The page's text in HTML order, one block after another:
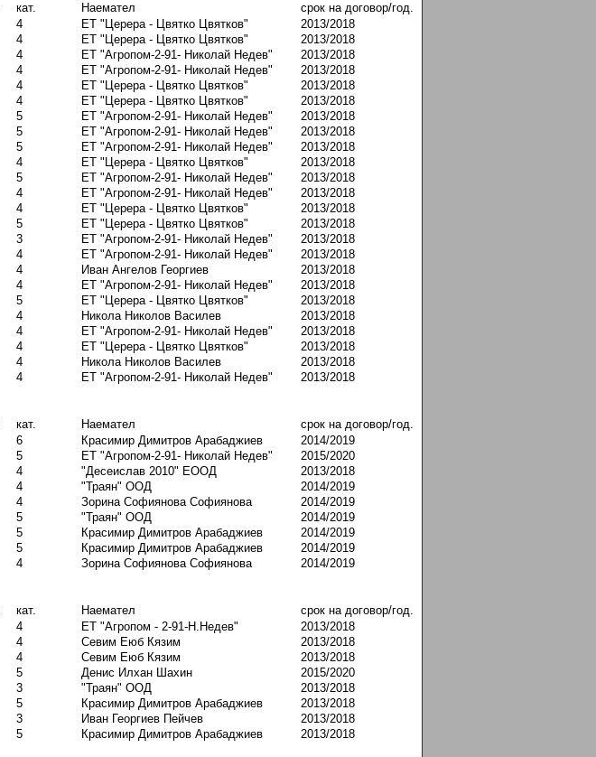
кат. Наемател
срок на договор/год.
4 ЕТ "Церера - Цвятко Цвятков"
2013/2018
4 ЕТ "Церера - Цвятко Цвятков"
2013/2018
4 ЕТ "Агропом-2-91- Николай Недев"
2013/2018
4 ЕТ "Агропом-2-91- Николай Недев"
2013/2018
4 ЕТ "Церера - Цвятко Цвятков"
2013/2018
4 ЕТ "Церера - Цвятко Цвятков"
2013/2018
5 ЕТ "Агропом-2-91- Николай Недев"
2013/2018
5 ЕТ "Агропом-2-91- Николай Недев"
2013/2018
5 ЕТ "Агропом-2-91- Николай Недев"
2013/2018
4 ЕТ "Церера - Цвятко Цвятков"
2013/2018
5 ЕТ "Агропом-2-91- Николай Недев"
2013/2018
4 ЕТ "Агропом-2-91- Николай Недев"
2013/2018
4 ЕТ "Церера - Цвятко Цвятков"
2013/2018
5 ЕТ "Церера - Цвятко Цвятков"
2013/2018
3 ЕТ "Агропом-2-91- Николай Недев"
2013/2018
4 ЕТ "Агропом-2-91- Николай Недев"
2013/2018
4 Иван Ангелов Георгиев
2013/2018
4 ЕТ "Агропом-2-91- Николай Недев"
2013/2018
5 ЕТ "Церера - Цвятко Цвятков"
2013/2018
4 Никола Николов Василев
2013/2018
4 ЕТ "Агропом-2-91- Николай Недев"
2013/2018
4 ЕТ "Церера - Цвятко Цвятков"
2013/2018
4 Никола Николов Василев
2013/2018
4 ЕТ "Агропом-2-91- Николай Недев" 2013/2018
кат. Наемател
срок на договор/год.
6 Красимир Димитров Арабаджиев
2014/2019
5 ЕТ "Агропом-2-91- Николай Недев"
2015/2020
4 "Десеислав 2010" ЕООД
2013/2018
4 "Траян" ООД
2014/2019
4 Зорина Софиянова Софиянова
2014/2019
5 "Траян" ООД
2014/2019
5 Красимир Димитров Арабаджиев
2014/2019
5 Красимир Димитров Арабаджиев
2014/2019
4 Зорина Софиянова Софиянова 2014/2019
кат. Наемател
срок на договор/год.
4 ЕТ "Агропом - 2-91-Н.Недев"
2013/2018
4 Севим Еюб Кязим
2013/2018
4 Севим Еюб Кязим
2013/2018
5 Денис Илхан Шахин
2015/2020
3 "Траян" ООД
2013/2018
5 Красимир Димитров Арабаджиев
2013/2018
3 Иван Георгиев Пейчев
2013/2018
5 Красимир Димитров Арабаджиев 2013/2018